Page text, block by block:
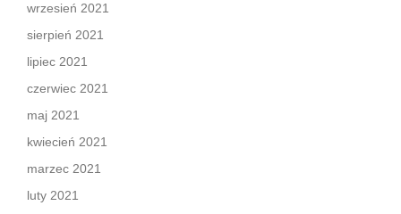
wrzesień 2021
sierpień 2021
lipiec 2021
czerwiec 2021
maj 2021
kwiecień 2021
marzec 2021
luty 2021